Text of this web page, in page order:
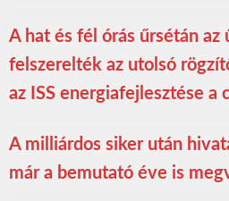
A hat és fél órás űrsétán az
felszerelték az utolsó
az ISS energiafejlesztése a
A milliárdos siker után
már a bemutató éve is